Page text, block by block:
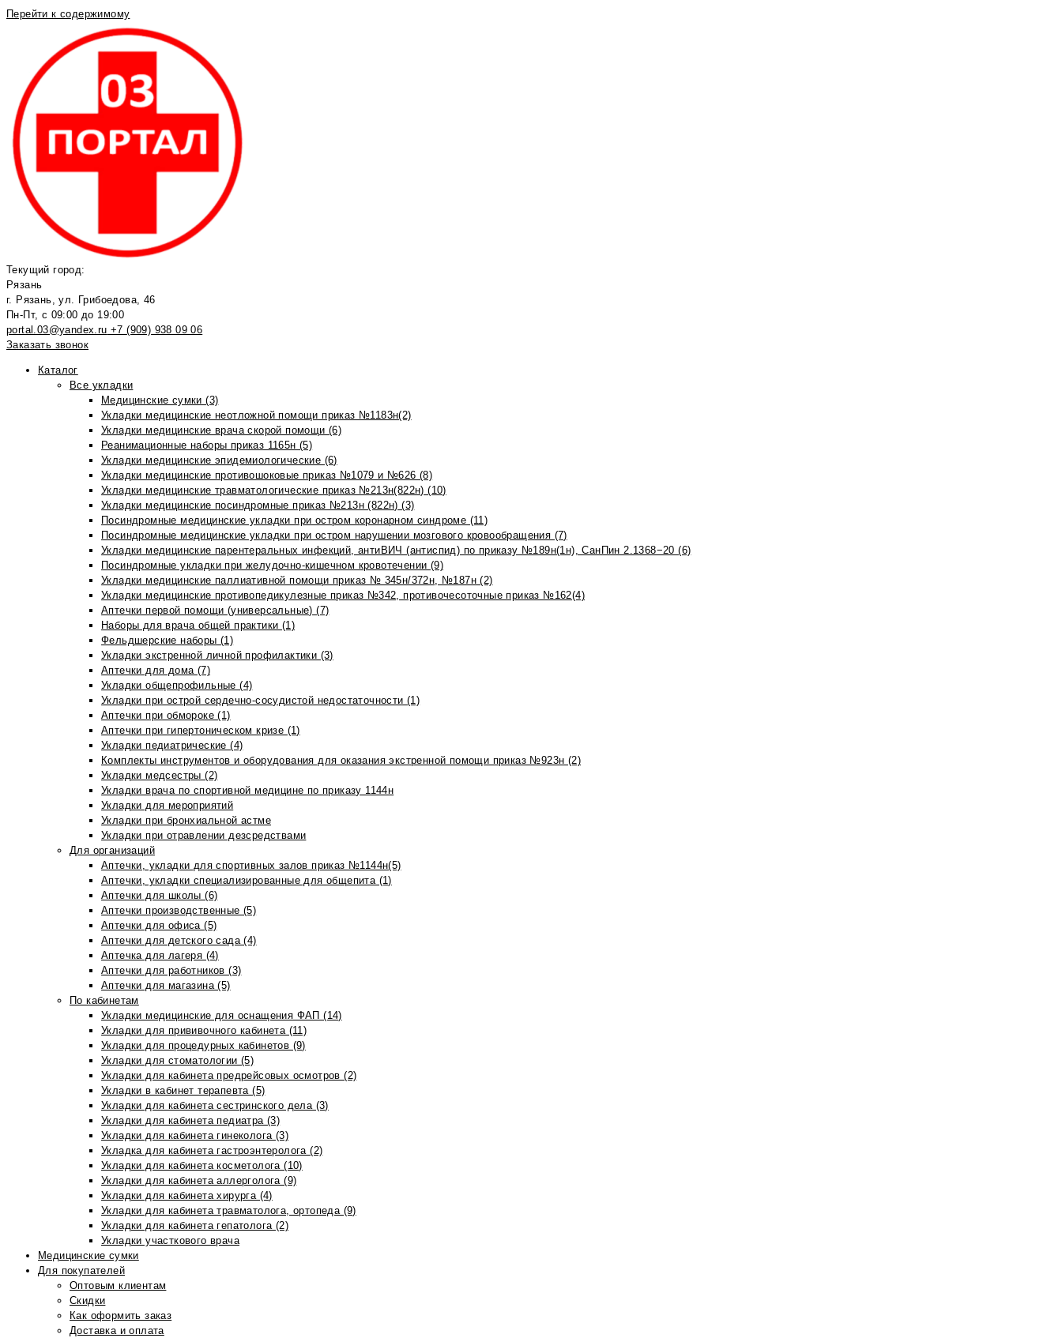
Перейти к содержимому
Текущий город:
Рязань
г. Рязань, ул. Грибоедова, 46
Пн-Пт, с 09:00 до 19:00
portal.03@yandex.ru +7 (909) 938 09 06
Заказать звонок
Каталог
Все укладки
Медицинские сумки (3)
Укладки медицинские неотложной помощи приказ №1183н(2)
Укладки медицинские врача скорой помощи (6)
Реанимационные наборы приказ 1165н (5)
Укладки медицинские эпидемиологические (6)
Укладки медицинские противошоковые приказ №1079 и №626 (8)
Укладки медицинские травматологические приказ №213н(822н) (10)
Укладки медицинские посиндромные приказ №213н (822н) (3)
Посиндромные медицинские укладки при остром коронарном синдроме (11)
Посиндромные медицинские укладки при остром нарушении мозгового кровообращения (7)
Укладки медицинские парентеральных инфекций, антиВИЧ (антиспид) по приказу №189н(1н), СанПин 2.1368−20 (6)
Посиндромные укладки при желудочно-кишечном кровотечении (9)
Укладки медицинские паллиативной помощи приказ № 345н/372н, №187н (2)
Укладки медицинские противопедикулезные приказ №342, противочесоточные приказ №162(4)
Аптечки первой помощи (универсальные) (7)
Наборы для врача общей практики (1)
Фельдшерские наборы (1)
Укладки экстренной личной профилактики (3)
Аптечки для дома (7)
Укладки общепрофильные (4)
Укладки при острой сердечно-сосудистой недостаточности (1)
Аптечки при обмороке (1)
Аптечки при гипертоническом кризе (1)
Укладки педиатрические (4)
Комплекты инструментов и оборудования для оказания экстренной помощи приказ №923н (2)
Укладки медсестры (2)
Укладки врача по спортивной медицине по приказу 1144н
Укладки для мероприятий
Укладки при бронхиальной астме
Укладки при отравлении дезсредствами
Для организаций
Аптечки, укладки для спортивных залов приказ №1144н(5)
Аптечки, укладки специализированные для общепита (1)
Аптечки для школы (6)
Аптечки производственные (5)
Аптечки для офиса (5)
Аптечки для детского сада (4)
Аптечка для лагеря (4)
Аптечки для работников (3)
Аптечки для магазина (5)
По кабинетам
Укладки медицинские для оснащения ФАП (14)
Укладки для прививочного кабинета (11)
Укладки для процедурных кабинетов (9)
Укладки для стоматологии (5)
Укладки для кабинета предрейсовых осмотров (2)
Укладки в кабинет терапевта (5)
Укладки для кабинета сестринского дела (3)
Укладки для кабинета педиатра (3)
Укладки для кабинета гинеколога (3)
Укладка для кабинета гастроэнтеролога (2)
Укладки для кабинета косметолога (10)
Укладки для кабинета аллерголога (9)
Укладки для кабинета хирурга (4)
Укладки для кабинета травматолога, ортопеда (9)
Укладки для кабинета гепатолога (2)
Укладки участкового врача
Медицинские сумки
Для покупателей
Оптовым клиентам
Скидки
Как оформить заказ
Доставка и оплата